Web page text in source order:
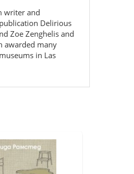
writer and
Delirious
Zoe Zenghelis and
awarded many
in Las